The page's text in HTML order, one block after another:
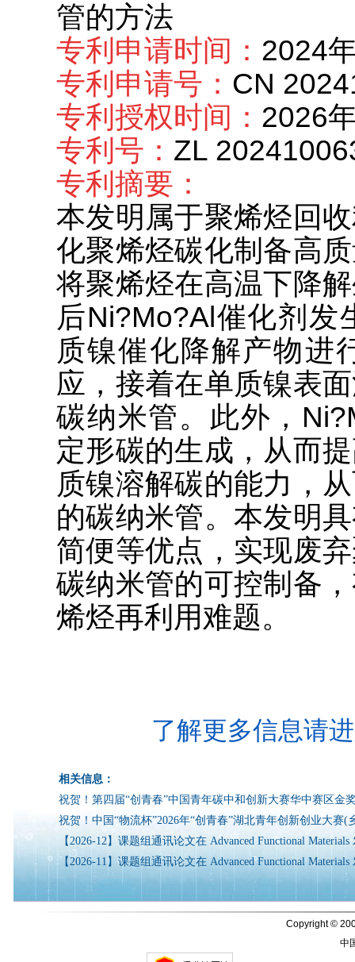
管的方法
专利申请时间： 2024
专利申请号： CN
专利授权时间： 2026
专利号： ZL
专利摘要：
本发明属于聚烯烃回
化聚烯烃碳化制备高
将聚烯烃在高温下降
后Ni?Mo?Al催化剂
质镍催化降解产物进
应，接着在单质镍表
碳纳米管。此外，
定形碳的生成，从而
质镍溶解碳的能力，
的碳纳米管。本发明
简便等优点，实现废
碳纳米管的可控制备
烯烃再利用难题。
了解更多信息请
相关信息：
祝贺！第四届“创青春”中国青年碳中和创新大赛华中赛区金
祝贺！中国“物流杯”2026年“创青春”湖北青年创新创业大赛
【2026-12】课题组通讯论文在 Advanced Functional
【2026-11】课题组通讯论文在 Advanced Functional
Copyright ©
中